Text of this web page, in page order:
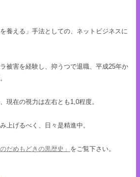
養える」手法としての、ネットビジネスに
被害を経験し、抑うつで退職、平成25年か
現在の視力は左右とも1,0程度。
上げるべく、日々是精進中。
のだめもどきの黒歴史」 をご覧下さい。